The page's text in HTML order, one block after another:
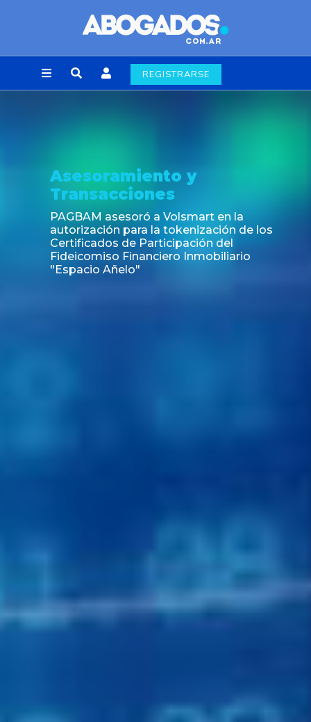
REGISTRARSE
Asesoramiento y
Transacciones
PAGBAM asesoró a Volsmart en la
autorización para la tokenización de los
Certificados de Participación del
Fideicomiso Financiero Inmobiliario
"Espacio Añelo"